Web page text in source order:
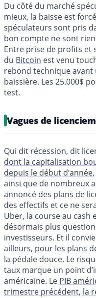
Du côté du marché
mieux, la baisse est
spéculateurs sont pris
bon compte ne sont
Entre prise de profits et
du Bitcoin est venu
rebond technique
baissière. Les 25.000$
test.
Vagues de
Qui dit récession, dit
dont la capitalisation
depuis le début d’année
ainsi que de nombreux
annoncé des plans de
des effectifs et ce ne
Uber, la course au cash
désormais plus
investisseurs. Et il
ailleurs, pour les plans
la pédale douce. Le
taux marque un point
américaine. Le PIB
trimestre précédent, la